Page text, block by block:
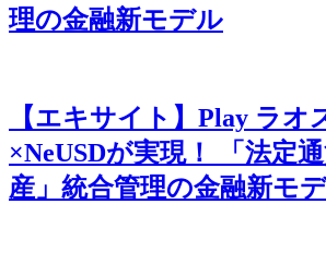
理の金融新モデル
【エキサイト】Play ラオ
×NeUSDが実現！ 「法定
産」統合管理の金融新モ